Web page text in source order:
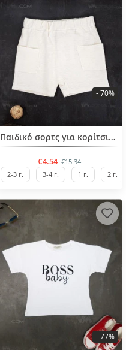
BESTSELLERΠαιδικό σορτς για κορίτσια από 9 μηνών έως 4 ετών
€4.54 €15.34
- 70%
2-3 г. 3-4 г. 1 г. 2 г.
- 77%